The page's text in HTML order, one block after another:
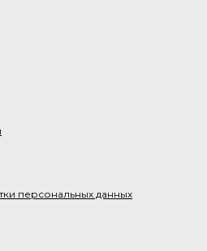
персональных данных